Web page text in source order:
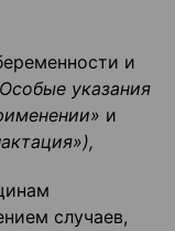
и
указания
и
случаев,